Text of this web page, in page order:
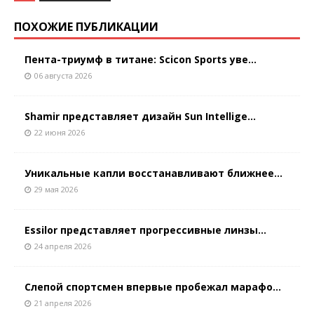
ПОХОЖИЕ ПУБЛИКАЦИИ
Пента-триумф в титане: Scicon Sports уве...
06 августа 2026
Shamir представляет дизайн Sun Intellige...
22 июня 2026
Уникальные капли восстанавливают ближнее...
29 мая 2026
Essilor представляет прогрессивные линзы...
24 апреля 2026
Слепой спортсмен впервые пробежал марафо...
21 апреля 2026